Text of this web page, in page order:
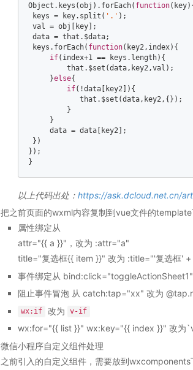
Object .keys(obj).forEach( function( key)
keys = key.split( '.' );
val = obj[key];
data = that.$data;
keys.forEach( function( key2,index) {
if(index+1
== keys.length){
         that.$set(data,key2,val);
     }
else{
if(!data[key2]){
         }
     }
     data = data[key2];
})
});
}
以上代码出处： https://ask.dcloud.net.cn/
把之前页面的wxml内容复制到vue文件的
属性绑定从
attr="{{ a }}"，改为 :attr="a"
title="复选框{{ item }}" 改为 :title="'复选框'
事件绑定从
阻止事件冒泡 从 catch:tap="xx" 改为
wx:if 改为 v-if
wx:for="{{ list }}" wx:key="{{ index }}" 改为
微信小程序自定义组件处理
之前引入的自定义组件，需要放到